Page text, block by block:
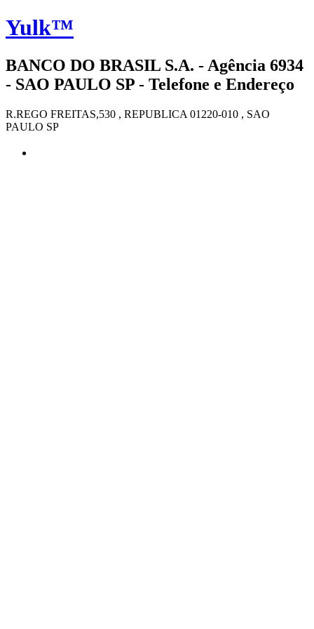
Yulk™
BANCO DO BRASIL S.A. - Agência 6934
- SAO PAULO SP - Telefone e Endereço
R.REGO FREITAS,530 , REPUBLICA 01220-010 , SAO
PAULO SP